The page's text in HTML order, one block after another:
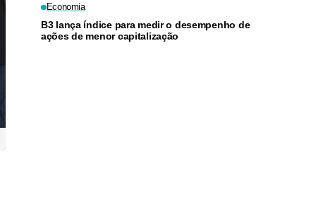
Economia
B3 lança índice para medir o desempenho de
ações de menor capitalização